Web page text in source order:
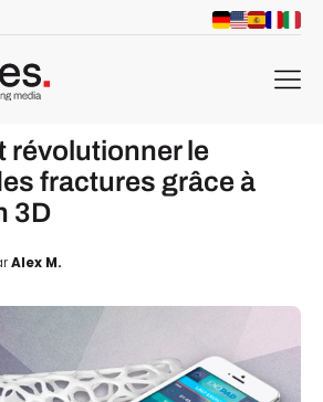
menu
révolutionner le
fractures grâce à
3D
Alex M.